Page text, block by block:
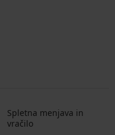
Spletna menjava in
vračilo